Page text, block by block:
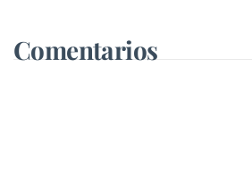
pleno"
Comentarios